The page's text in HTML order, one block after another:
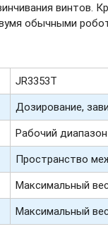
винтов.
обычными
JR3353T
Дозирование,
Рабочий
Пространство
Максимальный
Максимальный